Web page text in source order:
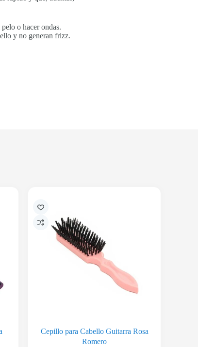
o hacer ondas.
y no generan frizz.
Cepillo para Cabello Guitarra Rosa
Romero